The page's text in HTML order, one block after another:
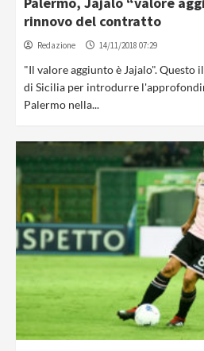
rinnovo del contratto
Redazione 14/11/2018 07:29
"Il valore aggiunto è Jajalo".
di Sicilia per introdurre
Palermo nella...